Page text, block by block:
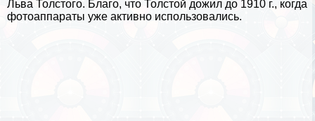
Льва Толстого. Благо, что Толстой дожил до 1910 г., когда
фотоаппараты уже активно использовались.